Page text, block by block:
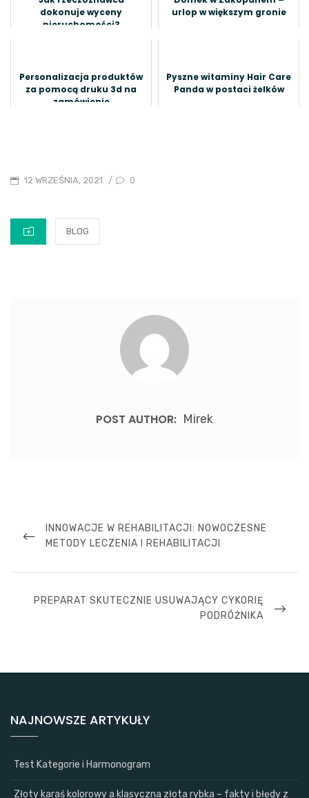
dokonuje wyceny
nieruchomości?
urlop w większym gronie
Personalizacja produktów
za pomocą druku 3d na
zamówienie
Pyszne witaminy Hair Care
Panda w postaci żelków
POSTED
12 WRZEŚNIA, 2021 / 0
CATEGORIES
BLOG
POST AUTHOR: Mirek
wpisuPREVIOUS
POST
INNOWACJE W REHABILITACJI: NOWOCZESNE
METODY LECZENIA I REHABILITACJI
NEXT
PREPARAT SKUTECZNIE USUWAJĄCY CYKORIĘ
PODRÓŻNIKA
NAJNOWSZE ARTYKUŁY
Test Kategorie i Harmonogram
Złoty karaś kolorowy a klasyczna złota rybka – fakty i błędy z